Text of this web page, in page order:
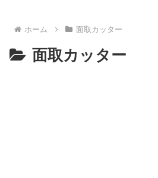
ホーム 面取カッター
面取カッター